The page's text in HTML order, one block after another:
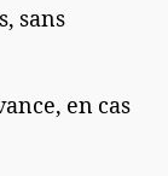
sans
en cas